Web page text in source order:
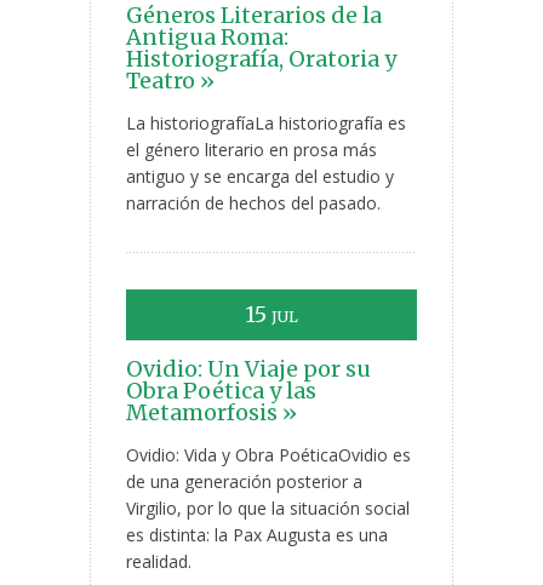
Géneros Literarios de la
Antigua Roma:
Historiografía, Oratoria y
Teatro »
La historiografíaLa historiografía es
el género literario en prosa más
antiguo y se encarga del estudio y
narración de hechos del pasado.
15 JUL
Ovidio: Un Viaje por su
Obra Poética y las
Metamorfosis »
Ovidio: Vida y Obra PoéticaOvidio es
de una generación posterior a
Virgilio, por lo que la situación social
es distinta: la Pax Augusta es una
realidad.